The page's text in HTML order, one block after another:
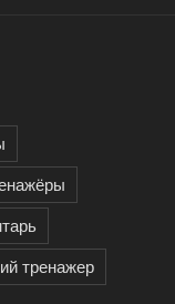
тренажер